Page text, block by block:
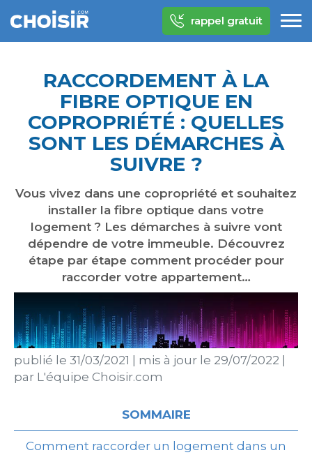
rappel gratuit
RACCORDEMENT À LA
FIBRE OPTIQUE EN
COPROPRIÉTÉ : QUELLES
SONT LES DÉMARCHES À
SUIVRE ?
Vous vivez dans une copropriété et souhaitez
installer la fibre optique dans votre
logement ? Les démarches à suivre vont
dépendre de votre immeuble. Découvrez
étape par étape comment procéder pour
raccorder votre appartement…
publié le 31/03/2021 mis à jour le 29/07/2022
par L'équipe Choisir.com
SOMMAIRE
Comment raccorder un logement dans un